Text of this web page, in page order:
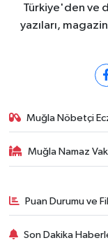
Türkiye'den ve
yazıları,
Muğla Nöbetçi
Muğla Namaz
Puan Durumu ve
Son Dakika